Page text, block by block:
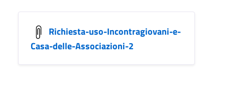
Richiesta-uso-Incontragiovani-e-
Casa-delle-Associazioni-2